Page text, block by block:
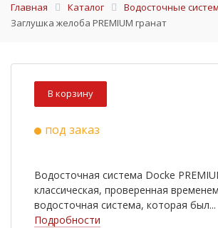
Главная Каталог
Водосточные
Заглушка желоба PREMIUM гранат
В корзину
под заказ
Водосточная система Docke
классическая, проверенная временем
водосточная система, которая был...
Подробности